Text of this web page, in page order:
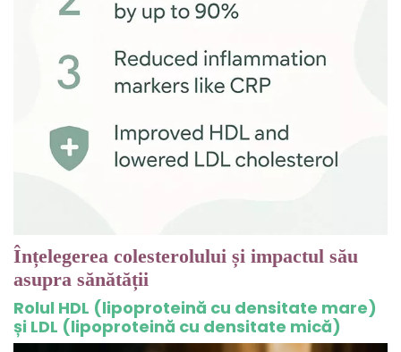
Înțelegerea colesterolului și impactul său
asupra sănătății
Rolul HDL (lipoproteină cu densitate mare)
și LDL (lipoproteină cu densitate mică)